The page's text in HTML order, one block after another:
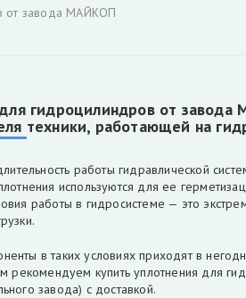
КАМАЗ и другие
от завода МАЙКОП
гидроцилиндров от
техники, работающей на
работы гидравлической
используются для ее
работы в гидросистеме — это
в таких условиях приходят в
рекомендуем купить уплотнения для
завода) с доставкой.